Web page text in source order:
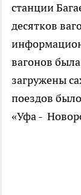
станции
десятков
вагонов
загружены
поездов
«Уфа -